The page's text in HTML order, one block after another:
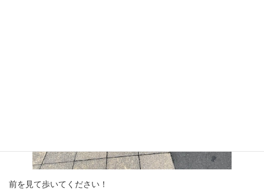
前を見て歩いてください！